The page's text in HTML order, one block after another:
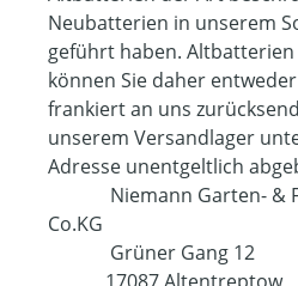
Neubatterien in unserem
geführt haben.
können Sie daher
frankiert an uns
unserem Versandlager
Adresse unentgeltlich
Niemann Garten- &
Co.KG
Grüner Gang 12